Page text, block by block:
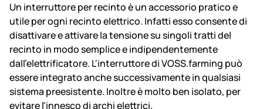
Un interruttore per recinto è un accessorio pratico e
utile per ogni recinto elettrico. Infatti esso consente di
disattivare e attivare la tensione su singoli tratti del
recinto in modo semplice e indipendentemente
dall'elettrificatore. L'interruttore di VOSS.farming può
essere integrato anche successivamente in qualsiasi
sistema preesistente. Inoltre è molto ben isolato, per
evitare l'innesco di archi elettrici.